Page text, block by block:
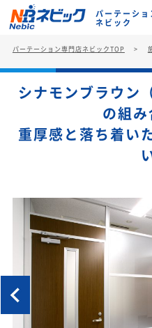
パーテーショ
ネビック
パーテーション専門店ネビックTOP
シナモンブラウン
の組
重厚感と落ち着い